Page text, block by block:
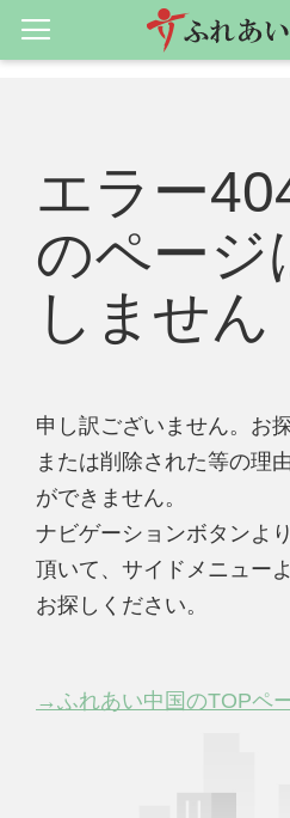
エラー
のページ
しません
申し訳ございません。お
または削除された等の理
ができません。
ナビゲーションボタンよ
頂いて、サイドメニュー
お探しください。
→ふれあい中国のTOPペ